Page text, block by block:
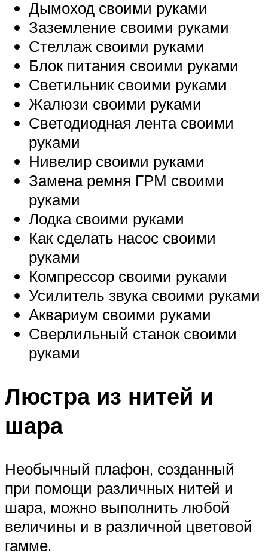
Дымоход своими руками
Заземление своими руками
Стеллаж своими руками
Блок питания своими руками
Светильник своими руками
Жалюзи своими руками
Светодиодная лента своими
руками
Нивелир своими руками
Замена ремня ГРМ своими
руками
Лодка своими руками
Как сделать насос своими
руками
Компрессор своими руками
Усилитель звука своими руками
Аквариум своими руками
Сверлильный станок своими
руками
Люстра из нитей и
шара
Необычный плафон, созданный
при помощи различных нитей и
шара, можно выполнить любой
величины и в различной цветовой
гамме.